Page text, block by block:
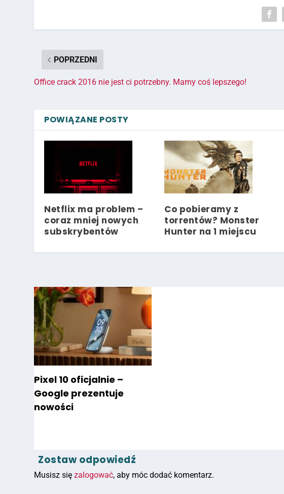
POPRZEDNI
Office crack 2016 nie jest ci potrzebny. Mamy coś lepszego!
POWIĄZANE POSTY
Netflix ma problem –
coraz mniej nowych
subskrybentów
Co pobieramy z
torrentów? Monster
Hunter na 1 miejscu
Pixel 10 oficjalnie –
Google prezentuje
nowości
Zostaw odpowiedź
Musisz sięzalogować, aby móc dodać komentarz.